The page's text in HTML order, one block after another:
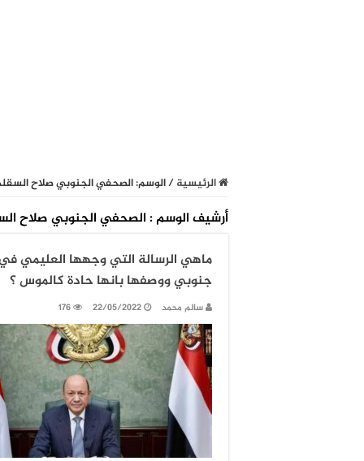
الرئيسية/الوسم:الصحفي الجنوبي صلاح
أرشيف الوسم : الصحفي الجنوبي صلاح
ماهي الرسالة التي وجهها العليمي
جنوبي ووصفها بانها حادة كالموس ؟
سالم محمد 22/05/2022
176